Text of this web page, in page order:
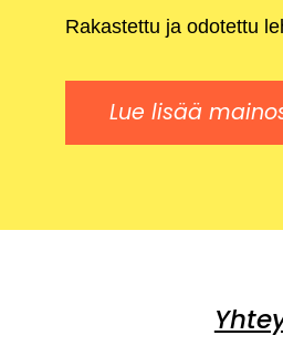
Rakastettu ja odotettu
Lue lisää